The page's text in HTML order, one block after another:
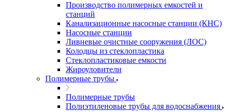
Производство полимерных емкостей и
станций
Канализационные насосные станции (КНС)
Насосные станции
Ливневые очистные сооружения (ЛОС)
Колодцы из стеклопластика
Стеклопластиковые емкости
Жироуловители
Полимерные трубы
Полимерные трубы
Полиэтиленовые трубы для водоснабжения